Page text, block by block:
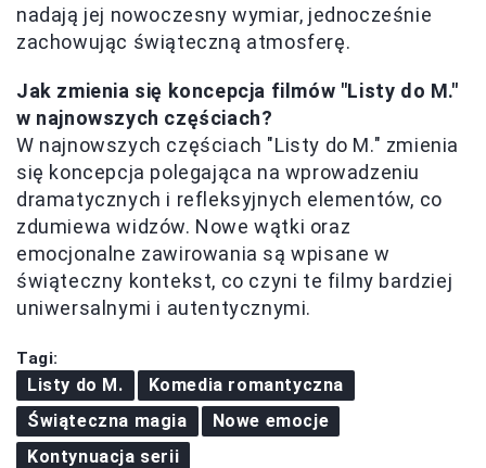
nadają jej nowoczesny wymiar, jednocześnie
zachowując świąteczną atmosferę.
Jak zmienia się koncepcja filmów "Listy do M."
w najnowszych częściach?
W najnowszych częściach "Listy do M." zmienia
się koncepcja polegająca na wprowadzeniu
dramatycznych i refleksyjnych elementów, co
zdumiewa widzów. Nowe wątki oraz
emocjonalne zawirowania są wpisane w
świąteczny kontekst, co czyni te filmy bardziej
uniwersalnymi i autentycznymi.
Tagi:
Listy do M.
Komedia romantyczna
Świąteczna magia
Nowe emocje
Kontynuacja serii